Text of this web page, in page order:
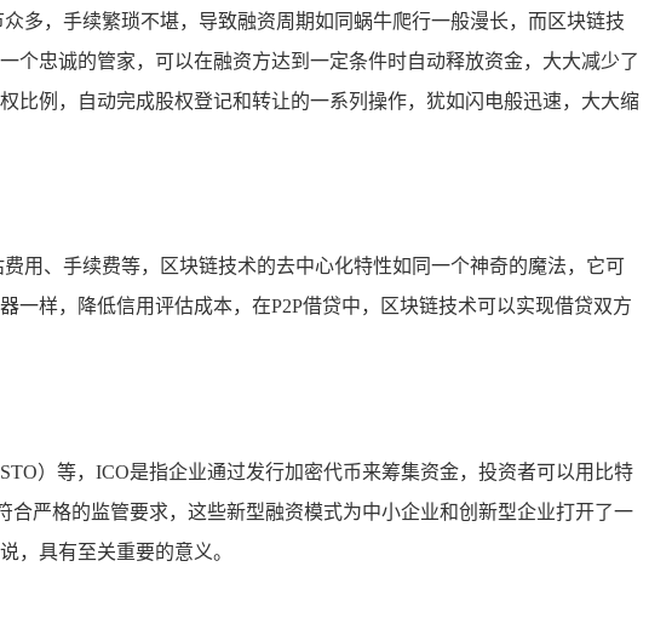
多，手续繁琐不堪，导致融资周期如同蜗牛爬行一般漫长，而区块链技
忠诚的管家，可以在融资方达到一定条件时自动释放资金，大大减少了
比例，自动完成股权登记和转让的一系列操作，犹如闪电般迅速，大大缩
用、手续费等，区块链技术的去中心化特性如同一个神奇的魔法，它可
样，降低信用评估成本，在P2P借贷中，区块链技术可以实现借贷双方
）等，ICO是指企业通过发行加密代币来筹集资金，投资者可以用比特
严格的监管要求，这些新型融资模式为中小企业和创新型企业打开了一
，具有至关重要的意义。